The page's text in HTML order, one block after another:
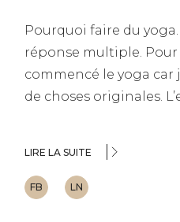
Pourquoi faire du
réponse multiple. Pour
commencé le yoga car
de choses originales.
LIRE LA SUITE
FB LN